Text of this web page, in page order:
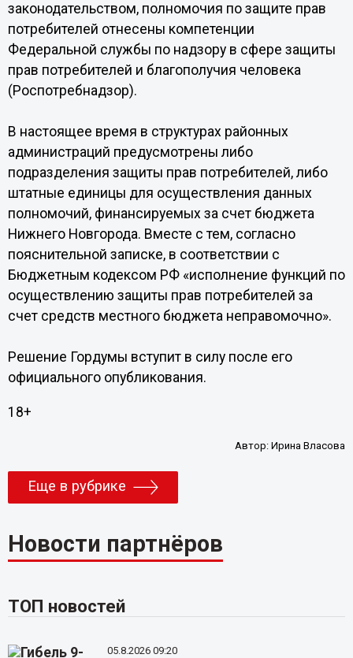
законодательством, полномочия по защите прав
потребителей отнесены компетенции
Федеральной службы по надзору в сфере защиты
прав потребителей и благополучия человека
(Роспотребнадзор).
В настоящее время в структурах районных
администраций предусмотрены либо
подразделения защиты прав потребителей, либо
штатные единицы для осуществления данных
полномочий, финансируемых за счет бюджета
Нижнего Новгорода. Вместе с тем, согласно
пояснительной записке, в соответствии с
Бюджетным кодексом РФ «исполнение функций по
осуществлению защиты прав потребителей за
счет средств местного бюджета неправомочно».
Решение Гордумы вступит в силу после его
официального опубликования.
18+
Автор:Ирина Власова
Еще в рубрике
Новости партнёров
ТОП новостей
05.8.2026 09:20